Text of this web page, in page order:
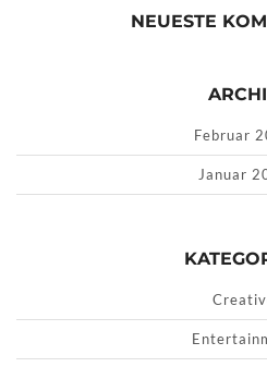
NEUESTE
Februar
Januar